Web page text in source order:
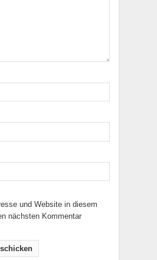
und Website in diesem
nächsten Kommentar